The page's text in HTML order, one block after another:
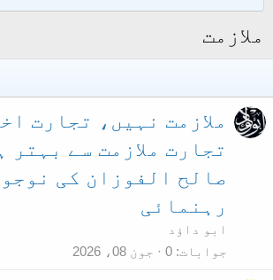
ملازمت
ملازمت نہیں، تجارت
تجارت ملازمت سے بہتر
صالح الفوزان کی
رہنمائی
ابو داؤد
جوابات 0 جون 08، 2026